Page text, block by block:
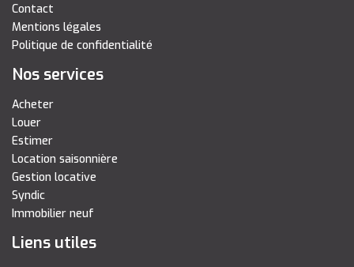
Contact
Mentions légales
Politique de confidentialité
Nos services
Acheter
Louer
Estimer
Location saisonnière
Gestion locative
Syndic
Immobilier neuf
Liens utiles